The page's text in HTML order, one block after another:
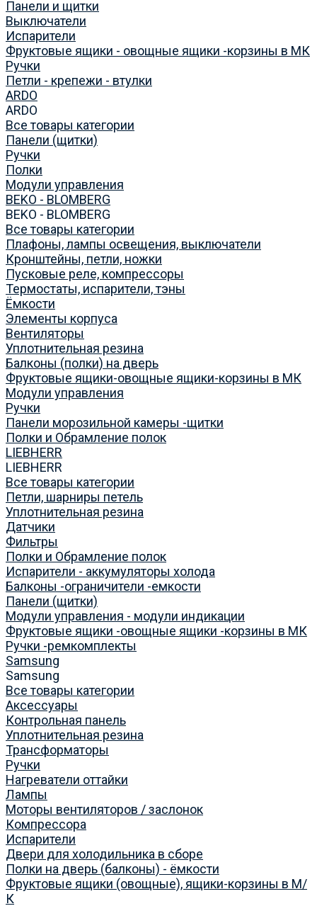
Панели и щитки
Выключатели
Испарители
Фруктовые ящики - овощные ящики -корзины в МК
Ручки
Петли - крепежи - втулки
ARDO
ARDO
Все товары категории
Панели (щитки)
Ручки
Полки
Модули управления
BEKO - BLOMBERG
BEKO - BLOMBERG
Все товары категории
Плафоны, лампы освещения, выключатели
Кронштейны, петли, ножки
Пусковые реле, компрессоры
Термостаты, испарители, тэны
Ёмкости
Элементы корпуса
Вентиляторы
Уплотнительная резина
Балконы (полки) на дверь
Фруктовые ящики-овощные ящики-корзины в МК
Модули управления
Ручки
Панели морозильной камеры -щитки
Полки и Обрамление полок
LIEBHERR
LIEBHERR
Все товары категории
Петли, шарниры петель
Уплотнительная резина
Датчики
Фильтры
Полки и Обрамление полок
Испарители - аккумуляторы холода
Балконы -ограничители -емкости
Панели (щитки)
Модули управления - модули индикации
Фруктовые ящики -овощные ящики -корзины в МК
Ручки -ремкомплекты
Samsung
Samsung
Все товары категории
Аксессуары
Контрольная панель
Уплотнительная резина
Трансформаторы
Ручки
Нагреватели оттайки
Лампы
Моторы вентиляторов / заслонок
Компрессора
Испарители
Двери для холодильника в сборе
Полки на дверь (балконы) - ёмкости
Фруктовые ящики (овощные), ящики-корзины в М/
К